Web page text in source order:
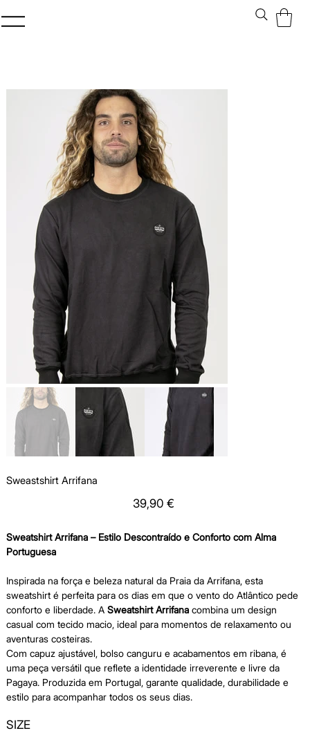
Sweastshirt Arrifana
Price
39,90 €
Sweatshirt Arrifana – Estilo Descontraído e Conforto com Alma
Portuguesa
Inspirada na força e beleza natural da Praia da Arrifana, esta
sweatshirt é perfeita para os dias em que o vento do Atlântico pede
conforto e liberdade. A Sweatshirt Arrifanacombina um design
casual com tecido macio, ideal para momentos de relaxamento ou
aventuras costeiras.
Com capuz ajustável, bolso canguru e acabamentos em ribana, é
uma peça versátil que reflete a identidade irreverente e livre da
Pagaya. Produzida em Portugal, garante qualidade, durabilidade e
estilo para acompanhar todos os seus dias.
SIZE